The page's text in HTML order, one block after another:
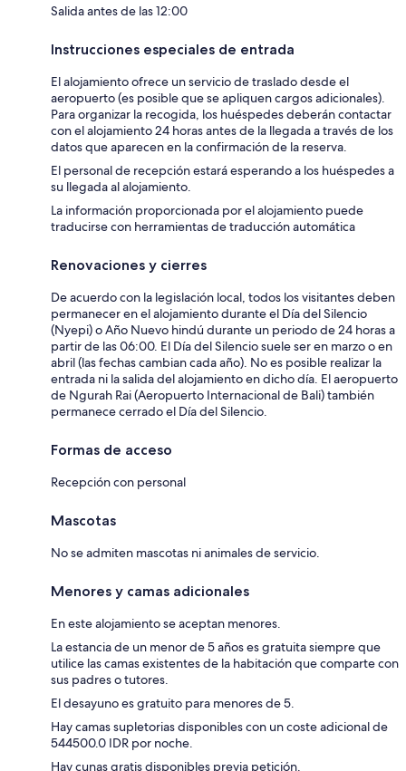
Salida antes de las 12:00
Instrucciones especiales de entrada
El alojamiento ofrece un servicio de traslado desde el
aeropuerto (es posible que se apliquen cargos adicionales).
Para organizar la recogida, los huéspedes deberán contactar
con el alojamiento 24 horas antes de la llegada a través de los
datos que aparecen en la confirmación de la reserva.
El personal de recepción estará esperando a los huéspedes a
su llegada al alojamiento.
La información proporcionada por el alojamiento puede
traducirse con herramientas de traducción automática
Renovaciones y cierres
De acuerdo con la legislación local, todos los visitantes deben
permanecer en el alojamiento durante el Día del Silencio
(Nyepi) o Año Nuevo hindú durante un periodo de 24 horas a
partir de las 06:00. El Día del Silencio suele ser en marzo o en
abril (las fechas cambian cada año). No es posible realizar la
entrada ni la salida del alojamiento en dicho día. El aeropuerto
de Ngurah Rai (Aeropuerto Internacional de Bali) también
permanece cerrado el Día del Silencio.
Formas de acceso
Recepción con personal
Mascotas
No se admiten mascotas ni animales de servicio.
Menores y camas adicionales
En este alojamiento se aceptan menores.
La estancia de un menor de 5 años es gratuita siempre que
utilice las camas existentes de la habitación que comparte con
sus padres o tutores.
El desayuno es gratuito para menores de 5.
Hay camas supletorias disponibles con un coste adicional de
544500.0 IDR por noche.
Hay cunas gratis disponibles previa petición.